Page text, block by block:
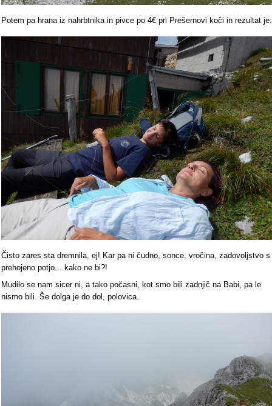
Potem pa hrana iz nahrbtnika in pivce po 4€ pri Prešernovi koči in rezultat je:
Čisto zares sta dremnila, ej! Kar pa ni čudno, sonce, vročina, zadovoljstvo s
prehojeno potjo... kako ne bi?!
Mudilo se nam sicer ni, a tako počasni, kot smo bili zadnjič na Babi, pa le
nismo bili. Še dolga je do dol, polovica.